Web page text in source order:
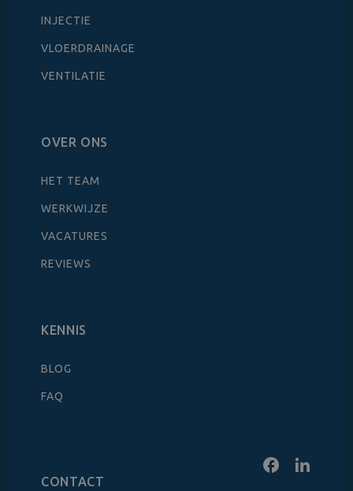
INJECTIE
VLOERDRAINAGE
VENTILATIE
OVER ONS
HET TEAM
WERKWIJZE
VACATURES
REVIEWS
KENNIS
BLOG
FAQ
CONTACT